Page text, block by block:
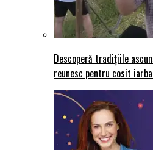
Descoperă tradițiile
reunesc pentru cosit